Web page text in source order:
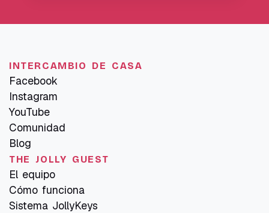
INTERCAMBIO DE CASA
Facebook
Instagram
YouTube
Comunidad
Blog
THE JOLLY GUEST
El equipo
Cómo funciona
Sistema JollyKeys